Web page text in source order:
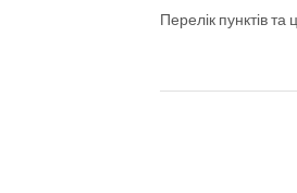
Перелік пунктів та